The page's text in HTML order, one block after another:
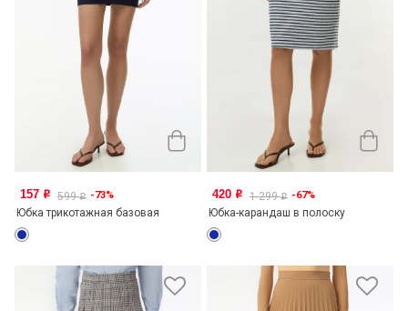
157 o 599o -73%
Юбка трикотажная базовая
420 o 1 299o -67%
Юбка-карандаш в полоску